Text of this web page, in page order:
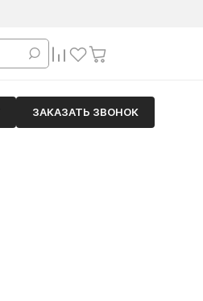
ЗАКАЗАТЬ ЗВОНОК